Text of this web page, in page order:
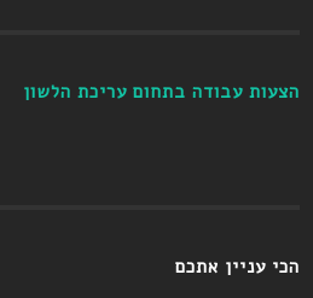
הצעות עבודה בתחום עריכת הלשון
הכי עניין אתכם